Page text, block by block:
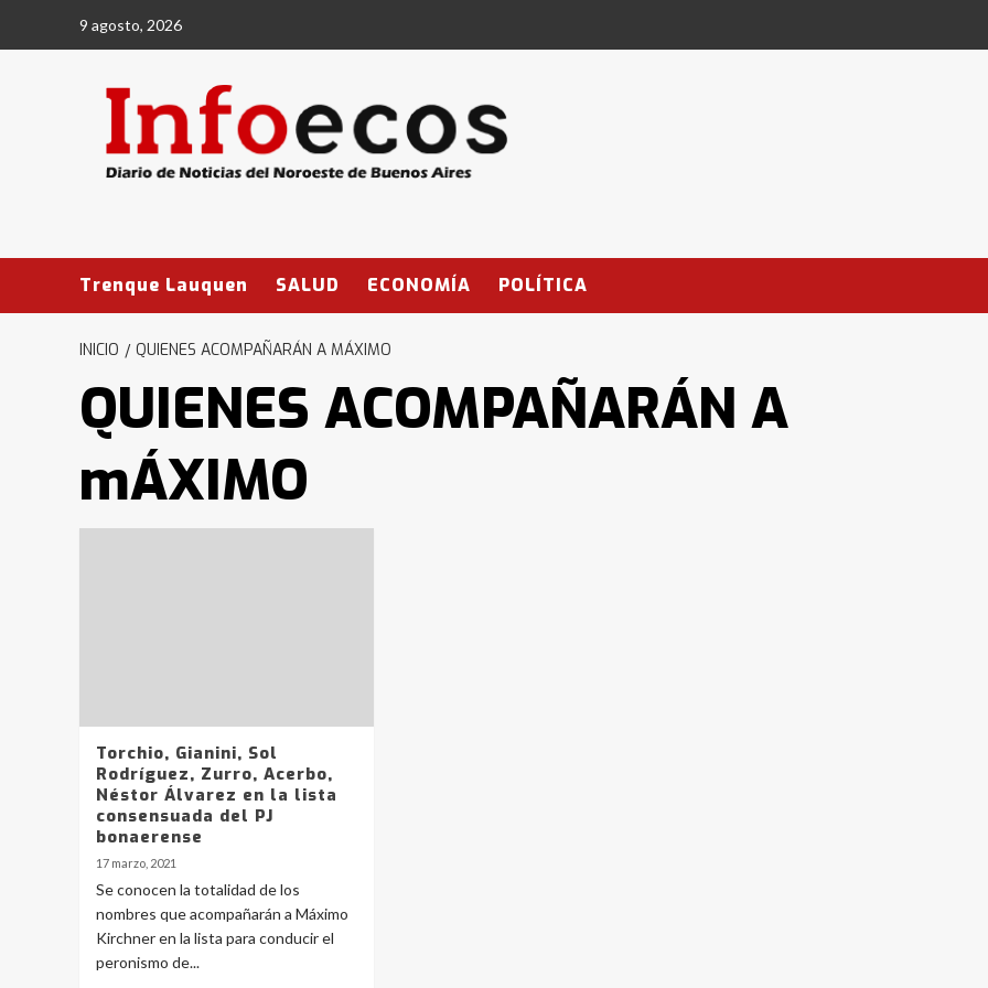
9 agosto, 2026
Trenque Lauquen SALUD ECONOMÍA POLÍTICA
INICIO QUIENES ACOMPAÑARÁN A MÁXIMO
QUIENES ACOMPAÑARÁN A
mÁXIMO
Torchio, Gianini, Sol
Rodríguez, Zurro, Acerbo,
Néstor Álvarez en la lista
consensuada del PJ
bonaerense
17 marzo, 2021
Se conocen la totalidad de los
nombres que acompañarán a Máximo
Kirchner en la lista para conducir el
peronismo de...